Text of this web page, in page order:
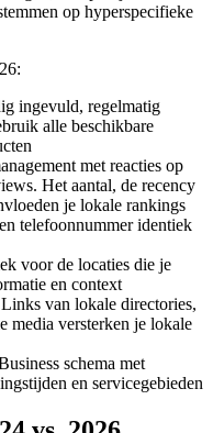
op hyperspecifieke
ingevuld, regelmatig
alle beschikbare
met reacties op
Het aantal, de recency
je lokale rankings
telefoonnummer identiek
voor de locaties die je
en context
van lokale directories,
media versterken je lokale
schema met
en servicegebieden